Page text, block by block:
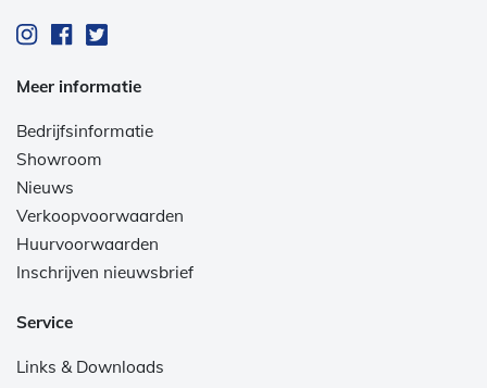
Meer informatie
Bedrijfsinformatie
Showroom
Nieuws
Verkoopvoorwaarden
Huurvoorwaarden
Inschrijven nieuwsbrief
Service
Links & Downloads